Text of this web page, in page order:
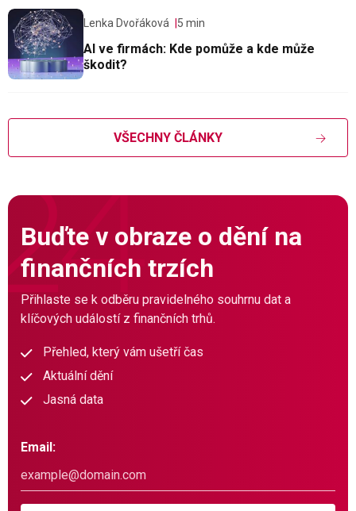
Lenka Dvořáková 5 min
AI ve firmách: Kde pomůže a kde může
škodit?
VŠECHNY ČLÁNKY
Buďte v obraze o dění na
finančních trzích
Přihlaste se k odběru pravidelného souhrnu dat a
klíčových událostí z finančních trhů.
Přehled, který vám ušetří čas
Aktuální dění
Jasná data
Email: